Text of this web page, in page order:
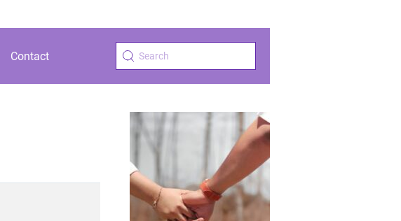
Contact